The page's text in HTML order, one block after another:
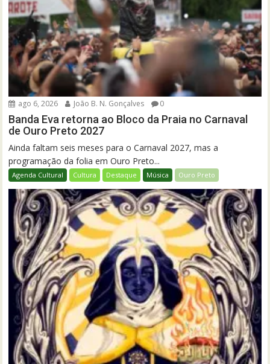
ago 6, 2026 João B. N. Gonçalves 0
Banda Eva retorna ao Bloco da Praia no Carnaval
de Ouro Preto 2027
Ainda faltam seis meses para o Carnaval 2027, mas a
programação da folia em Ouro Preto...
Agenda Cultural Cultura Destaque Música Ouro Preto